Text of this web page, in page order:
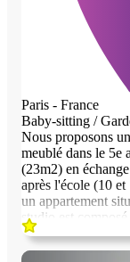
Paris - France
Baby-sitting /
Nous proposons
meublé dans le 5e
(23m2) en
après l'école (10 et
un appartement
studio est
mezzanine, d'une
de bain (douche